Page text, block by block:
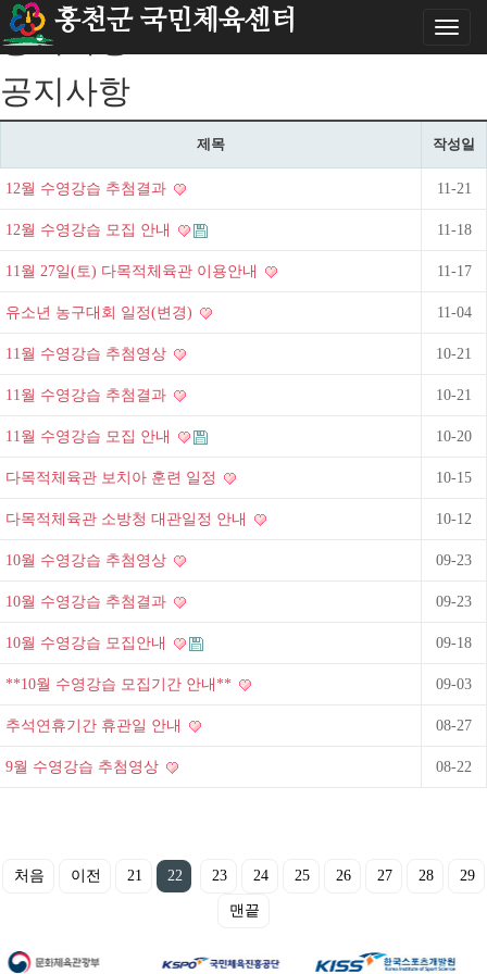
Toggle
홍천군 국민체육센터
공지사항
공지사항
제목 작성일
12월 수영강습 추첨결과 11-21
12월 수영강습 모집 안내 11-18
11월 27일(토) 다목적체육관 이용안내 11-17
유소년 농구대회 일정(변경) 11-04
11월 수영강습 추첨영상 10-21
11월 수영강습 추첨결과 10-21
11월 수영강습 모집 안내 10-20
다목적체육관 보치아 훈련 일정 10-15
다목적체육관 소방청 대관일정 안내 10-12
10월 수영강습 추첨영상 09-23
10월 수영강습 추첨결과 09-23
10월 수영강습 모집안내 09-18
**10월 수영강습 모집기간 안내** 09-03
추석연휴기간 휴관일 안내 08-27
9월 수영강습 추첨영상 08-22
처음 이전 21 22 23 24 25 26 27 28 29
맨끝